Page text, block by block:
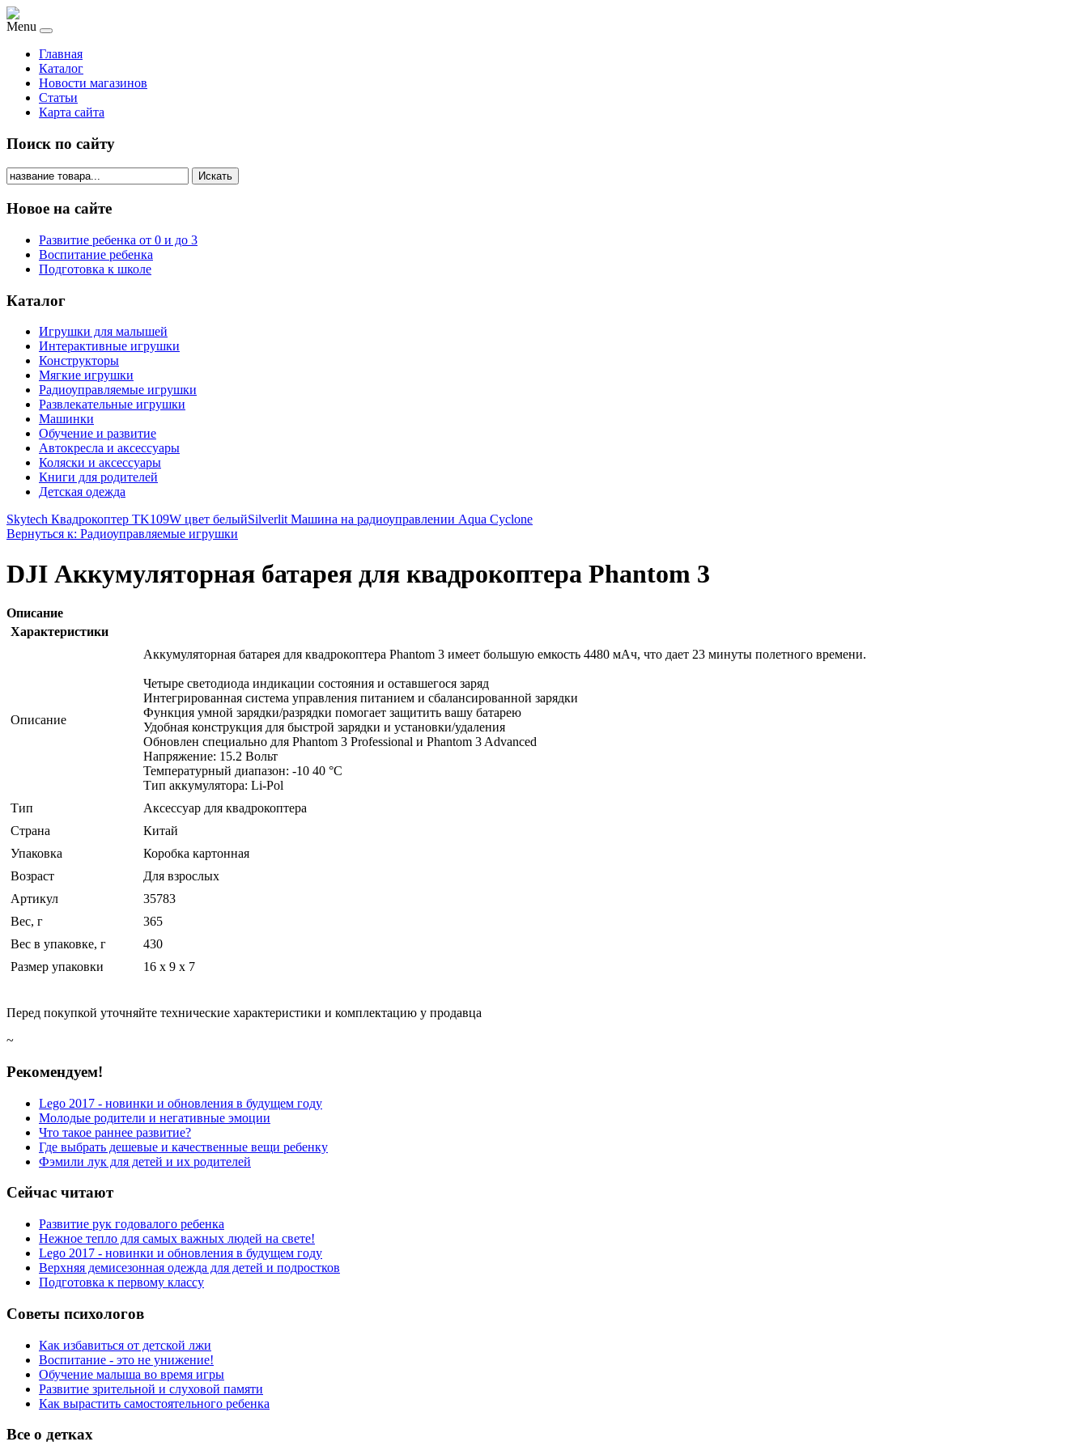
Menu
Главная
Каталог
Новости магазинов
Статьи
Карта сайта
Поиск по сайту
Искать
Новое на сайте
Развитие ребенка от 0 и до 3
Воспитание ребенка
Подготовка к школе
Каталог
Игрушки для малышей
Интерактивные игрушки
Конструкторы
Мягкие игрушки
Радиоуправляемые игрушки
Развлекательные игрушки
Машинки
Обучение и развитие
Автокресла и аксессуары
Коляски и аксессуары
Книги для родителей
Детская одежда
Skytech Квадрокоптер TK109W цвет белыйSilverlit Машина на радиоуправлении Aqua Cyclone
Вернуться к: Радиоуправляемые игрушки
DJI Аккумуляторная батарея для квадрокоптера Phantom 3
Описание
Характеристики
Описание
Аккумуляторная батарея для квадрокоптера Phantom 3 имеет большую емкость 4480 мАч, что дает 23 минуты полетного времени.
Четыре светодиода индикации состояния и оставшегося заряд
Интегрированная система управления питанием и сбалансированной зарядки
Функция умной зарядки/разрядки помогает защитить вашу батарею
Удобная конструкция для быстрой зарядки и установки/удаления
Обновлен специально для Phantom 3 Professional и Phantom 3 Advanced
Напряжение: 15.2 Вольт
Температурный диапазон: -10 40 °C
Тип аккумулятора: Li-Pol
Тип
Аксессуар для квадрокоптера
Страна
Китай
Упаковка
Коробка картонная
Возраст
Для взрослых
Артикул
35783
Вес, г
365
Вес в упаковке, г
430
Размер упаковки
16 x 9 x 7
Перед покупкой уточняйте технические характеристики и комплектацию у продавца
~
Рекомендуем!
Lego 2017 - новинки и обновления в будущем году
Молодые родители и негативные эмоции
Что такое раннее развитие?
Где выбрать дешевые и качественные вещи ребенку
Фэмили лук для детей и их родителей
Сейчас читают
Развитие рук годовалого ребенка
Нежное тепло для самых важных людей на свете!
Lego 2017 - новинки и обновления в будущем году
Верхняя демисезонная одежда для детей и подростков
Подготовка к первому классу
Советы психологов
Как избавиться от детской лжи
Воспитание - это не унижение!
Обучение малыша во время игры
Развитие зрительной и слуховой памяти
Как вырастить самостоятельного ребенка
Все о детках